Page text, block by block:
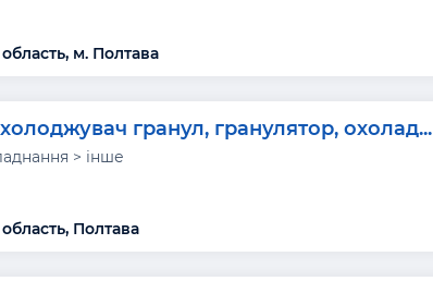
м. Полтава
гранул, гранулятор, охолад...
> інше
Полтава